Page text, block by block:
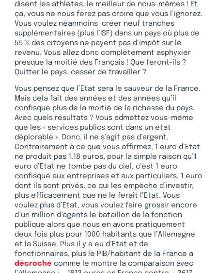
disent les athlètes, le meilleur de nous-mêmes ! Et
ça, vous ne nous ferez pas croire que vous l’ignorez.
Vous voulez néanmoins créer neuf tranches
supplémentaires (plus l’ISF) dans un pays où plus de
55 % des citoyens ne payent pas d’impôt sur le
revenu. Vous allez donc complètement asphyxier
presque la moitié des Français ! Que feront-ils ?
Quitter le pays, cesser de travailler ?
Vous pensez que l’Etat sera le sauveur de la France.
Mais cela fait des années et des années qu’il
confisque plus de la moitié de la richesse du pays.
Avec quels résultats ? Vous admettez vous-même
que les « services publics sont dans un état
déplorable ». Donc, il ne s’agit pas d’argent.
Contrairement à ce que vous affirmez, 1 euro d’Etat
ne produit pas 1.18 euros, pour la simple raison qu’1
euro d’Etat ne tombe pas du ciel, c’est 1 euro
confisqué aux entreprises et aux particuliers, 1 euro
dont ils sont privés, ce qui les empêche d’investir,
plus efficacement que ne le ferait l’Etat. Vous
voulez plus d’Etat, vous voulez faire grossir encore
d’un million d’agents le bataillon de la fonction
publique alors que nous en avons pratiquement
deux fois plus pour 1000 habitants que l’Allemagne
et la Suisse. Plus il y a eu d’Etat et de
fonctionnaires, plus le PIB/habitant de la France a
décroché comme le montre la comparaison avec